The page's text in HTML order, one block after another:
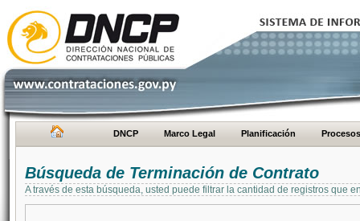
DNCP Marco Legal Planificación Procesos
Búsqueda de Terminación de Contrato
A través de esta búsqueda, usted puede filtrar la cantidad de registros que